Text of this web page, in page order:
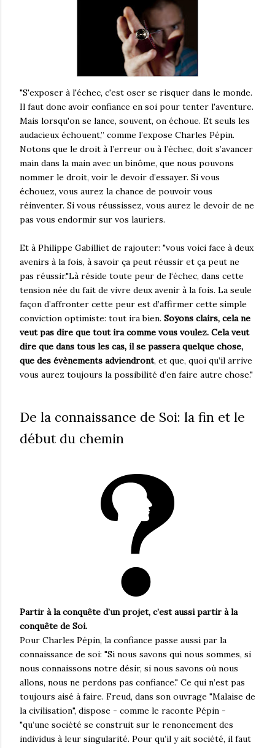
"S'exposer à l'échec, c'est oser se risquer dans le monde.
Il faut donc avoir confiance en soi pour tenter l'aventure.
Mais lorsqu'on se lance, souvent, on échoue. Et seuls les
audacieux échouent,” comme l’expose Charles Pépin.
Notons que le droit à l’erreur ou à l’échec, doit s’avancer
main dans la main avec un binôme, que nous pouvons
nommer le droit, voir le devoir d’essayer. Si vous
échouez, vous aurez la chance de pouvoir vous
réinventer. Si vous réussissez, vous aurez le devoir de ne
pas vous endormir sur vos lauriers.
Et à Philippe Gabilliet de rajouter: "vous voici face à deux
avenirs à la fois, à savoir ça peut réussir et ça peut ne
pas réussir."Là réside toute peur de l‘échec, dans cette
tension née du fait de vivre deux avenir à la fois. La seule
façon d’affronter cette peur est d’affirmer cette simple
conviction optimiste: tout ira bien. Soyons clairs, cela ne
veut pas dire que tout ira comme vous voulez. Cela veut
dire que dans tous les cas, il se passera quelque chose,
que des évènements adviendront, et que, quoi qu’il arrive
vous aurez toujours la possibilité d’en faire autre chose."
De la connaissance de Soi: la fin et le
début du chemin
Partir à la conquête d’un projet, c’est aussi partir à la
conquête de Soi.
Pour Charles Pépin, la confiance passe aussi par la
connaissance de soi: "Si nous savons qui nous sommes, si
nous connaissons notre désir, si nous savons où nous
allons, nous ne perdons pas confiance." Ce qui n’est pas
toujours aisé à faire. Freud, dans son ouvrage "Malaise de
la civilisation", dispose - comme le raconte Pépin -
"qu’une société se construit sur le renoncement des
individus à leur singularité. Pour qu’il y ait société, il faut